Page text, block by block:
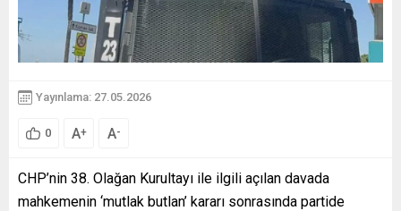
Yayınlama: 27.05.2026
0 A+ A-
CHP’nin 38. Olağan Kurultayı ile ilgili açılan davada
mahkemenin ‘mutlak butlan’ kararı sonrasında partide